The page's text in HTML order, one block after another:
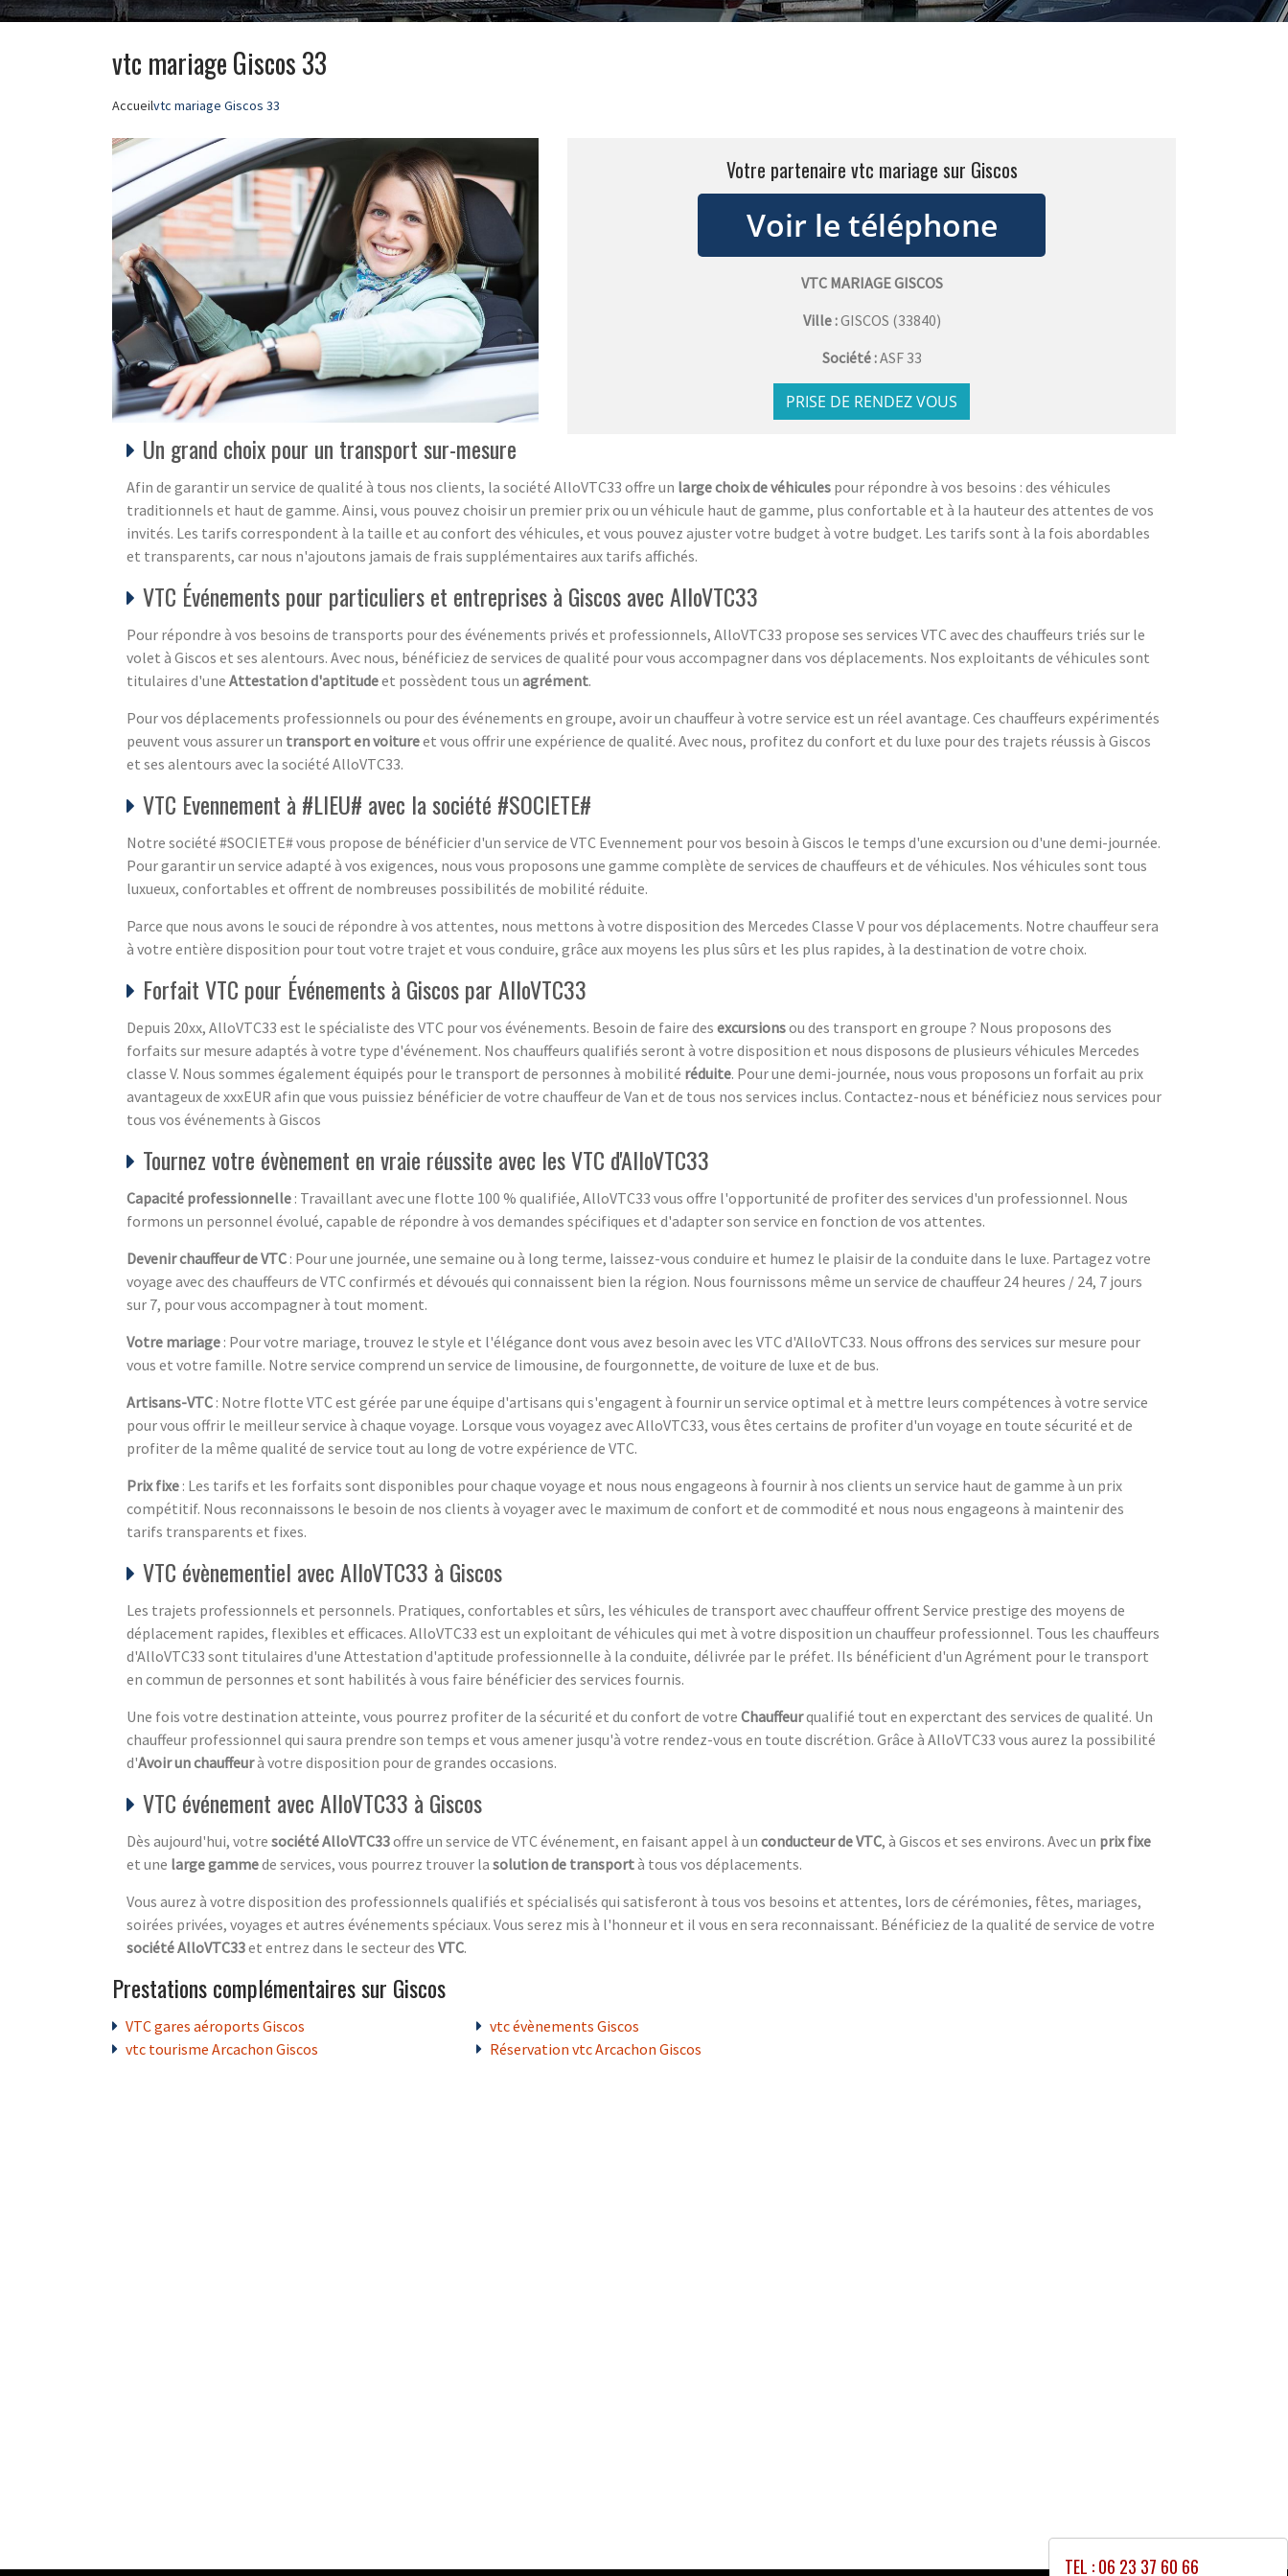
vtc mariage Giscos 33
Accueilvtc mariage Giscos 33
Votre partenaire vtc mariage sur Giscos
VTC MARIAGE GISCOS
Ville :GISCOS (33840)
Société :ASF 33
PRISE DE RENDEZ VOUS
Un grand choix pour un transport sur-mesure
Afin de garantir un service de qualité à tous nos clients, la société AlloVTC33 offre un large choix de véhicules pour répondre à vos besoins : des véhicules
traditionnels et haut de gamme. Ainsi, vous pouvez choisir un premier prix ou un véhicule haut de gamme, plus confortable et à la hauteur des attentes de vos
invités. Les tarifs correspondent à la taille et au confort des véhicules, et vous pouvez ajuster votre budget à votre budget. Les tarifs sont à la fois abordables
et transparents, car nous n'ajoutons jamais de frais supplémentaires aux tarifs affichés.
VTC Événements pour particuliers et entreprises à Giscos avec AlloVTC33
Pour répondre à vos besoins de transports pour des événements privés et professionnels, AlloVTC33 propose ses services VTC avec des chauffeurs triés sur le
volet à Giscos et ses alentours. Avec nous, bénéficiez de services de qualité pour vous accompagner dans vos déplacements. Nos exploitants de véhicules sont
titulaires d'une Attestation d'aptitudeet possèdent tous un agrément.
Pour vos déplacements professionnels ou pour des événements en groupe, avoir un chauffeur à votre service est un réel avantage. Ces chauffeurs expérimentés
peuvent vous assurer un transport en voitureet vous offrir une expérience de qualité. Avec nous, profitez du confort et du luxe pour des trajets réussis à Giscos
et ses alentours avec la société AlloVTC33.
VTC Evennement à #LIEU# avec la société #SOCIETE#
Notre société #SOCIETE# vous propose de bénéficier d'un service de VTC Evennement pour vos besoin à Giscos le temps d'une excursion ou d'une demi-journée.
Pour garantir un service adapté à vos exigences, nous vous proposons une gamme complète de services de chauffeurs et de véhicules. Nos véhicules sont tous
luxueux, confortables et offrent de nombreuses possibilités de mobilité réduite.
Parce que nous avons le souci de répondre à vos attentes, nous mettons à votre disposition des Mercedes Classe V pour vos déplacements. Notre chauffeur sera
à votre entière disposition pour tout votre trajet et vous conduire, grâce aux moyens les plus sûrs et les plus rapides, à la destination de votre choix.
Forfait VTC pour Événements à Giscos par AlloVTC33
Depuis 20xx, AlloVTC33 est le spécialiste des VTC pour vos événements. Besoin de faire des excursionsou des transport en groupe ? Nous proposons des
forfaits sur mesure adaptés à votre type d'événement. Nos chauffeurs qualifiés seront à votre disposition et nous disposons de plusieurs véhicules Mercedes
classe V. Nous sommes également équipés pour le transport de personnes à mobilité réduite. Pour une demi-journée, nous vous proposons un forfait au prix
avantageux de xxxEUR afin que vous puissiez bénéficier de votre chauffeur de Van et de tous nos services inclus. Contactez-nous et bénéficiez nous services pour
tous vos événements à Giscos
Tournez votre évènement en vraie réussite avec les VTC d'AlloVTC33
Capacité professionnelle : Travaillant avec une flotte 100 % qualifiée, AlloVTC33 vous offre l'opportunité de profiter des services d'un professionnel. Nous
formons un personnel évolué, capable de répondre à vos demandes spécifiques et d'adapter son service en fonction de vos attentes.
Devenir chauffeur de VTC : Pour une journée, une semaine ou à long terme, laissez-vous conduire et humez le plaisir de la conduite dans le luxe. Partagez votre
voyage avec des chauffeurs de VTC confirmés et dévoués qui connaissent bien la région. Nous fournissons même un service de chauffeur 24 heures / 24, 7 jours
sur 7, pour vous accompagner à tout moment.
Votre mariage : Pour votre mariage, trouvez le style et l'élégance dont vous avez besoin avec les VTC d'AlloVTC33. Nous offrons des services sur mesure pour
vous et votre famille. Notre service comprend un service de limousine, de fourgonnette, de voiture de luxe et de bus.
Artisans-VTC : Notre flotte VTC est gérée par une équipe d'artisans qui s'engagent à fournir un service optimal et à mettre leurs compétences à votre service
pour vous offrir le meilleur service à chaque voyage. Lorsque vous voyagez avec AlloVTC33, vous êtes certains de profiter d'un voyage en toute sécurité et de
profiter de la même qualité de service tout au long de votre expérience de VTC.
Prix fixe : Les tarifs et les forfaits sont disponibles pour chaque voyage et nous nous engageons à fournir à nos clients un service haut de gamme à un prix
compétitif. Nous reconnaissons le besoin de nos clients à voyager avec le maximum de confort et de commodité et nous nous engageons à maintenir des
tarifs transparents et fixes.
VTC évènementiel avec AlloVTC33 à Giscos
Les trajets professionnels et personnels. Pratiques, confortables et sûrs, les véhicules de transport avec chauffeur offrent Service prestige des moyens de
déplacement rapides, flexibles et efficaces. AlloVTC33 est un exploitant de véhicules qui met à votre disposition un chauffeur professionnel. Tous les chauffeurs
d'AlloVTC33 sont titulaires d'une Attestation d'aptitude professionnelle à la conduite, délivrée par le préfet. Ils bénéficient d'un Agrément pour le transport
en commun de personnes et sont habilités à vous faire bénéficier des services fournis.
Une fois votre destination atteinte, vous pourrez profiter de la sécurité et du confort de votre Chauffeurqualifié tout en experctant des services de qualité. Un
chauffeur professionnel qui saura prendre son temps et vous amener jusqu'à votre rendez-vous en toute discrétion. Grâce à AlloVTC33 vous aurez la possibilité
d'Avoir un chauffeurà votre disposition pour de grandes occasions.
VTC événement avec AlloVTC33 à Giscos
Dès aujourd'hui, votre société AlloVTC33offre un service de VTC événement, en faisant appel à un conducteur de VTC, à Giscos et ses environs. Avec un prix fixe
et une large gammede services, vous pourrez trouver la solution de transportà tous vos déplacements.
Vous aurez à votre disposition des professionnels qualifiés et spécialisés qui satisferont à tous vos besoins et attentes, lors de cérémonies, fêtes, mariages,
soirées privées, voyages et autres événements spéciaux. Vous serez mis à l'honneur et il vous en sera reconnaissant. Bénéficiez de la qualité de service de votre
société AlloVTC33et entrez dans le secteur des VTC.
Prestations complémentaires sur Giscos
VTC gares aéroports Giscos
vtc tourisme Arcachon Giscos
vtc évènements Giscos
Réservation vtc Arcachon Giscos
TEL : 06 23 37 60 66